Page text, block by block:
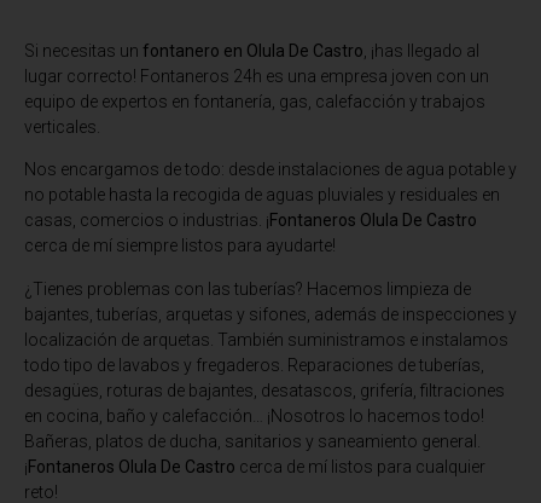
Si necesitas un fontanero en Olula De Castro , ¡has llegado al
lugar correcto! Fontaneros 24h es una empresa joven con un
equipo de expertos en fontanería, gas, calefacción y trabajos
verticales.
Nos encargamos de todo: desde instalaciones de agua potable y
no potable hasta la recogida de aguas pluviales y residuales en
casas, comercios o industrias. ¡Fontaneros Olula De Castro
cerca de mí siempre listos para ayudarte!
¿Tienes problemas con las tuberías? Hacemos limpieza de
bajantes, tuberías, arquetas y sifones, además de inspecciones y
localización de arquetas. También suministramos e instalamos
todo tipo de lavabos y fregaderos. Reparaciones de tuberías,
desagües, roturas de bajantes, desatascos, grifería, filtraciones
en cocina, baño y calefacción… ¡Nosotros lo hacemos todo!
Bañeras, platos de ducha, sanitarios y saneamiento general.
¡Fontaneros Olula De Castro cerca de mí listos para cualquier
reto!